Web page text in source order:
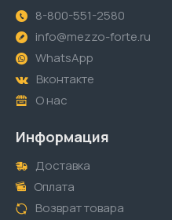
8-800-551-2580
info@mezzo-forte.ru
WhatsApp
Вконтакте
О нас
Информация
Доставка
Оплата
Возврат товара